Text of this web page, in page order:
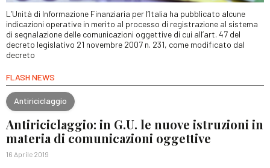
L’Unità di Informazione Finanziaria per l’Italia ha pubblicato alcune
indicazioni operative in merito al processo di registrazione al sistema
di segnalazione delle comunicazioni oggettive di cui all’art. 47 del
decreto legislativo 21 novembre 2007 n. 231, come modificato dal
decreto
FLASH NEWS
Antiriciclaggio
Antiriciclaggio: in G.U. le nuove istruzioni in
materia di comunicazioni oggettive
16 Aprile 2019